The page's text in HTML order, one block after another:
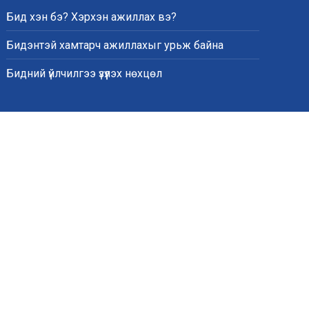
Бид хэн бэ? Хэрхэн ажиллах вэ?
Бидэнтэй хамтарч ажиллахыг урьж байна
Бидний үйлчилгээ үзүүлэх нөхцөл